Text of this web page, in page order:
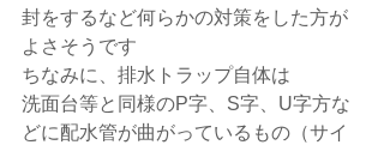
封をするなど何らかの対策をした方が
よさそうです
ちなみに、排水トラップ自体は
洗面台等と同様のP字、S字、U字方な
どに配水管が曲がっているもの（サイ